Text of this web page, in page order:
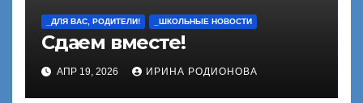
_ДЛЯ ВАС, РОДИТЕЛИ! _ШКОЛЬНЫЕ НОВОСТИ
Сдаем вместе!
АПР 19, 2026 ИРИНА РОДИОНОВА